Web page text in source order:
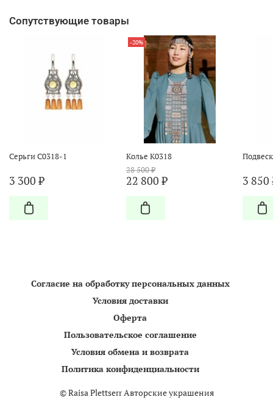
Сопутствующие товары
Серьги С0318-1
3 300 ₽
-20%
Колье К0318
28 500 ₽
22 800 ₽ 3 850
Согласие на обработку персональных данных
Условия доставки
Оферта
Пользовательское соглашение
Условия обмена и возврата
Политика конфиденциальности
©Raisa Plettserr Авторские украшения